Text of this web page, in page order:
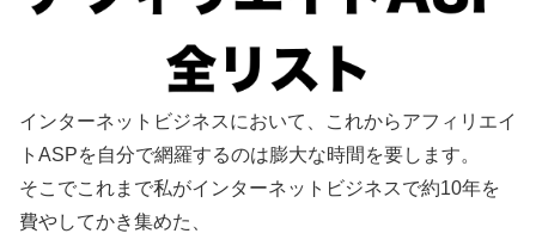
インターネットビジネスにおいて、これからアフィリエイ
トASPを自分で網羅するのは膨大な時間を要します。
そこでこれまで私がインターネットビジネスで約10年を
費やしてかき集めた、